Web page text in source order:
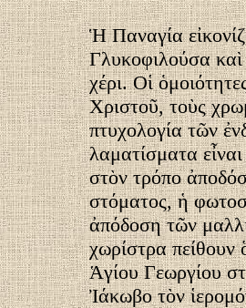
Ἡ Παναγία
Γλυκοφιλούσα καὶ
χέρι. Οἱ
Χριστοῦ, τοὺς
πτυχολογία τῶν
λαματίσματα
στὸν τρόπο
στόματος, ἡ
ἀπόδοση τῶν
χωρίστρα πείθουν
Ἁγίου Γεωργίου
Ἰάκωβο τὸν